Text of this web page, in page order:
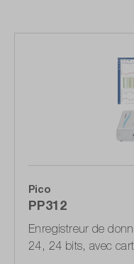
Pico
PP312
Enregistreur de
24, 24 bits, avec